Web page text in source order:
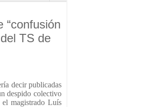
“confusión
TS de
decir publicadas
despido colectivo
magistrado Luís